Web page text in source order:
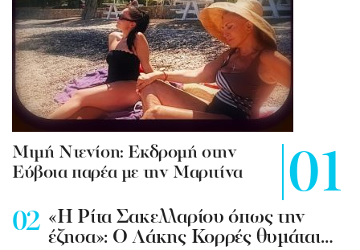
Mιμή Ντενίση: Εκδρομή στην
Εύβοια παρέα με την Μαριτίνα
«Η Ρίτα Σακελλαρίου όπως την
έζησα»: Ο Λάκης Κορρές θυμάται…